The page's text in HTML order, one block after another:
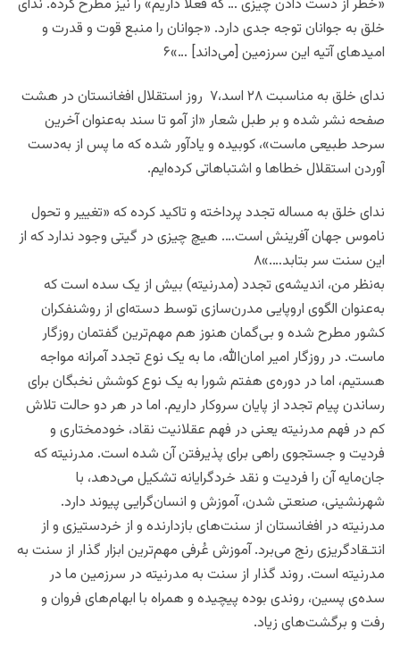
«خطر از دست دادن چیزی … که فعلا داریم» را نیز مطرح کرده. ندای
خلق به جوانان توجه‌ جدی دارد. «جوانان را منبع قوت و قدرت و
امید‌های آتیه این سرزمین [می‌داند] …»۶
ندای خلق به مناسبت ۲۸ اسد،۷ روز استقلال افغانستان در هشت
صفحه نشر شده و بر طبل شعار «از آمو تا سند به‌عنوان آخرین
سرحد طبیعی ماست»، کوبیده و یادآور شده که ما پس از به‌دست
آوردن استقلال خطاها و اشتباهاتی کرده‌ایم.
ندای خلق به مساله تجدد پرداخته و تاکید کرده که «تغییر و تحول
ناموس جهان آفرینش است…. هیچ چیزی در گیتی وجود ندارد که از
این سنت سر بتابد….»۸
به‌نظر من، اندیشه‌ی تجدد (مدرنیته) بیش از یک سده است که
به‌عنوان الگوی اروپایی مدرن‌سازی توسط دسته‌ای از روشنفکران
کشور مطرح شده و بی‌گمان هنوز هم مهم‌ترین گفتمان روزگار
ماست. در روزگار امیر امان‌الله، ما به یک نوع تجدد آمرانه مواجه
هستیم، اما در دوره‌ی هفتم شورا به یک نوع کوشش نخبگان برای
رساندن پیام تجدد از پایان سروکار داریم. اما در هر دو حالت تلاش
کم در فهم مدرنیته یعنی در فهم عقلانیت نقاد، خودمختاری و
فردیت و جستجوی راهی برای پذیرفتن آن شده است. مدرنیته که
جان‌‌مایه‌ آن را فردیت و نقد خردگرایانه تشکیل می‌دهد، با
شهرنشینی، صنعتی شدن، آموزش و انسان‌گرایی پیوند دارد.
مدرنیته در افغانستان از سنت‌های بازدارنده و از خردستیزی و از
انتـقادگریزی رنج می‌برد. آموزش عُرفی مهم‌ترین ابزار گذار از سنت به
مدرنیته است. روند گذار از سنت به مدرنیته در سرزمین ما در
سده‌‌ی پسین، روندی بوده پیچیده و همراه با ابهام‌های فروان و
رفت و برگشت‌های زیاد.